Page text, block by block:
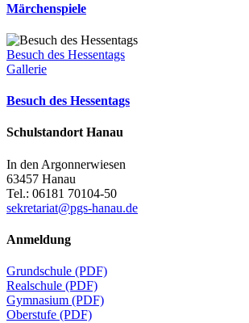
Märchenspiele
Besuch des Hessentags
Gallerie
Besuch des Hessentags
Schulstandort Hanau
In den Argonnerwiesen
63457 Hanau
Tel.: 06181 70104-50
sekretariat@pgs-hanau.de
Anmeldung
Grundschule (PDF)
Realschule (PDF)
Gymnasium (PDF)
Oberstufe (PDF)